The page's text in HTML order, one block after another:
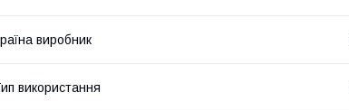
виробник
використання